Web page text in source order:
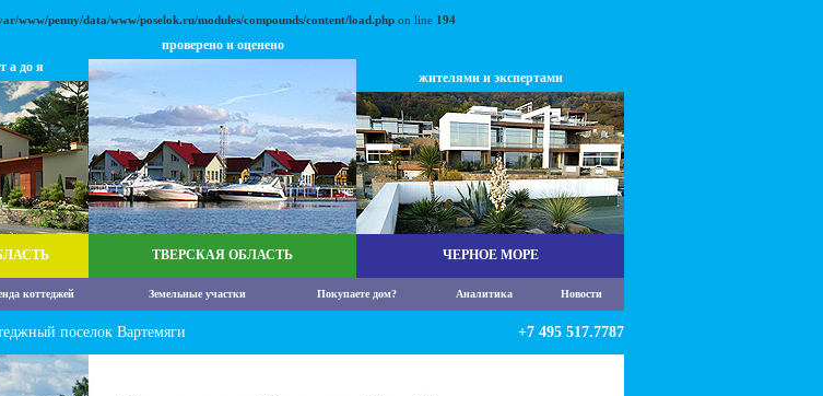
www/penny/data/www/poselok.ru/modules/compounds/content/load.phpon line 194
а до я
проверено и оценено
ТВЕРСКАЯ ОБЛАСТЬ
жителями и экспертами
ЧЕРНОЕ МОРЕ
коттеджей Земельные участки Покупаете дом? Аналитика Новости
поселок Вартемяги +7 495 517.7787